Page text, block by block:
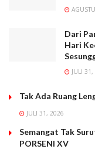
Dari
Hari
JULI
Tak Ada Ruang
JULI 31, 2026
Semangat Tak
PORSENI XV